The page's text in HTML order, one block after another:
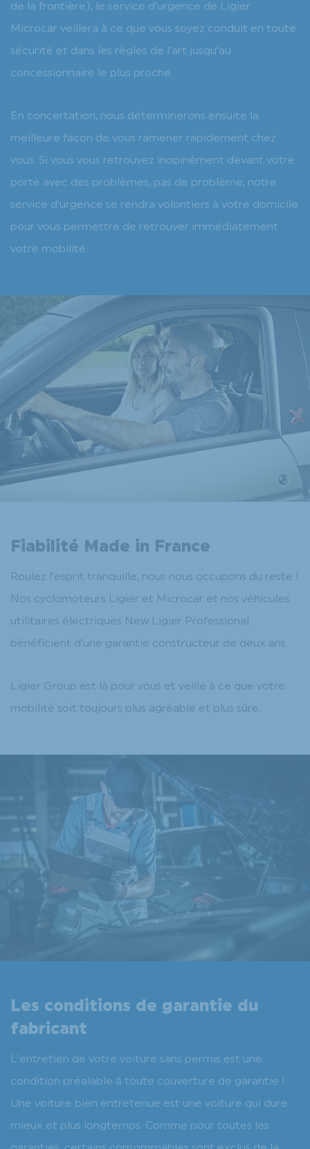
de la frontière), le service d’urgence de Ligier
Microcar veillera à ce que vous soyez conduit en toute
sécurité et dans les règles de l’art jusqu’au
concessionnaire le plus proche.
En concertation, nous déterminerons ensuite la
meilleure façon de vous ramener rapidement chez
vous. Si vous vous retrouvez inopinément devant votre
porte avec des problèmes, pas de problème, notre
service d’urgence se rendra volontiers à votre domicile
pour vous permettre de retrouver immédiatement
votre mobilité.
Fiabilité Made in France
Roulez l’esprit tranquille, nous nous occupons du reste !
Nos cyclomoteurs Ligier et Microcar et nos véhicules
utilitaires électriques New Ligier Professional
bénéficient d’une garantie constructeur de deux ans.
Ligier Group est là pour vous et veille à ce que votre
mobilité soit toujours plus agréable et plus sûre.
Les conditions de garantie du
fabricant
L’entretien de votre voiture sans permis est une
condition préalable à toute couverture de garantie !
Une voiture bien entretenue est une voiture qui dure
mieux et plus longtemps. Comme pour toutes les